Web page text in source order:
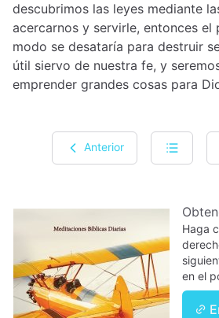
descubrimos las leyes mediante
acercarnos y servirle, entonces el
modo se desataría para destruir
útil siervo de nuestra fe, y
emprender grandes cosas para
Anterior
Haga
en el